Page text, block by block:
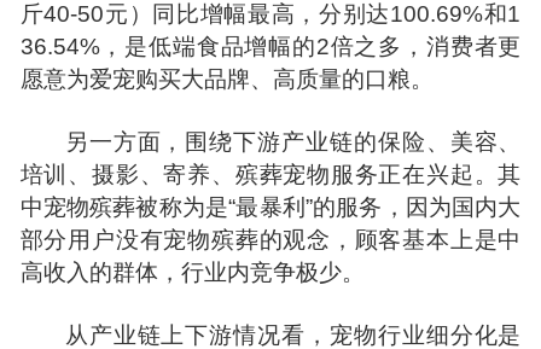
斤40-50元）同比增幅最高，分别达100.69%和1
36.54%，是低端食品增幅的2倍之多，消费者更
愿意为爱宠购买大品牌、高质量的口粮。
另一方面，围绕下游产业链的保险、美容、
培训、摄影、寄养、殡葬宠物服务正在兴起。其
中宠物殡葬被称为是“最暴利”的服务，因为国内大
部分用户没有宠物殡葬的观念，顾客基本上是中
高收入的群体，行业内竞争极少。
从产业链上下游情况看，宠物行业细分化是